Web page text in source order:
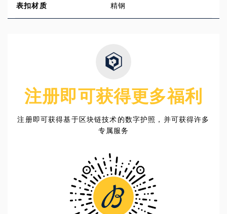
表扣材质
精钢
注册即可获得更多福利
注册即可获得基于区块链技术的数字护照，并可获得许多
专属服务